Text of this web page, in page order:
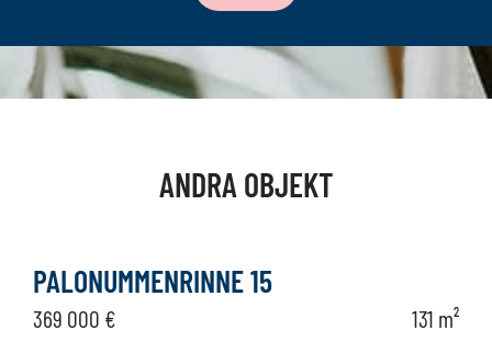
ANDRA OBJEKT
PALONUMMENRINNE 15
369 000 € 131 m²